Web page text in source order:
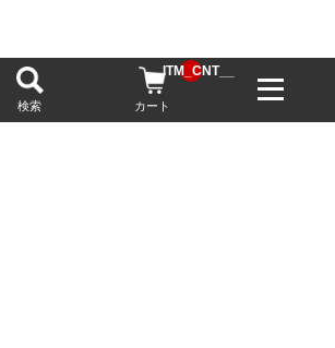
検索 カート
__ITM_CNT__